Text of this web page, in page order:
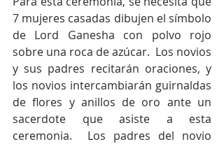
7 mujeres casadas dibujen el símbolo
de Lord Ganesha con polvo rojo
sobre una roca de azúcar.  Los novios
y sus padres recitarán oraciones, y
los novios intercambiarán guirnaldas
de flores y anillos de oro ante un
sacerdote que asiste a esta
ceremonia.  Los padres del novio